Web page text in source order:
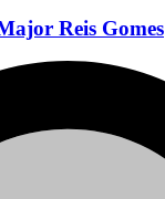
Reis Gomes